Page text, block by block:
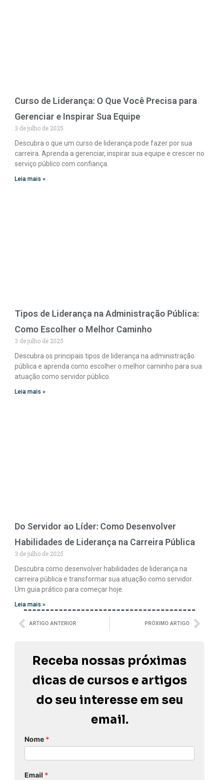
Curso de Liderança: O Que Você Precisa para
Gerenciar e Inspirar Sua Equipe
3 de julho de 2025
Descubra o que um curso de liderança pode fazer por sua
carreira. Aprenda a gerenciar, inspirar sua equipe e crescer no
serviço público com confiança.
Leia mais »
Tipos de Liderança na Administração Pública:
Como Escolher o Melhor Caminho
3 de julho de 2025
Descubra os principais tipos de liderança na administração
pública e aprenda como escolher o melhor caminho para sua
atuação como servidor público.
Leia mais »
Do Servidor ao Líder: Como Desenvolver
Habilidades de Liderança na Carreira Pública
3 de julho de 2025
Descubra como desenvolver habilidades de liderança na
carreira pública e transformar sua atuação como servidor.
Um guia prático para começar hoje.
Leia mais »
ARTIGO ANTERIOR PRÓXIMO ARTIGO
Receba nossas próximas
dicas de cursos e artigos
do seu interesse em seu
email.
Nome
Email